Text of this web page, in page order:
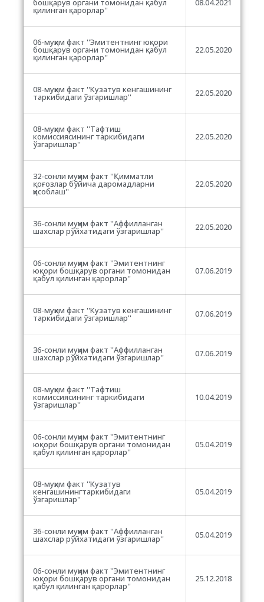
бошқарув органи томонидан қабул
қилинган қарорлар''
08.04.2021
06-муҳим факт ''Эмитентнинг юқори
бошқарув органи томонидан қабул
қилинган қарорлар''
22.05.2020
08-муҳим факт ''Кузатув кенгашининг
таркибидаги ўзгаришлар'' 22.05.2020
08-муҳим факт ''Тафтиш
комиссиясининг таркибидаги
ўзгаришлар''
22.05.2020
32-сонли муҳим факт ''Қимматли
қоғозлар бўйича даромадларни
ҳисоблаш''
22.05.2020
36-сонли муҳим факт ''Аффилланган
шахслар рўйхатидаги ўзгаришлар'' 22.05.2020
06-сонли муҳим факт ''Эмитентнинг
юқори бошқарув органи томонидан
қабул қилинган қарорлар''
07.06.2019
08-муҳим факт ''Кузатув кенгашининг
таркибидаги ўзгаришлар'' 07.06.2019
36-сонли муҳим факт ''Аффилланган
шахслар рўйхатидаги ўзгаришлар'' 07.06.2019
08-муҳим факт ''Тафтиш
комиссиясининг таркибидаги
ўзгаришлар''
10.04.2019
06-сонли муҳим факт ''Эмитентнинг
юқори бошқарув органи томонидан
қабул қилинган қарорлар''
05.04.2019
08-муҳим факт ''Кузатув
кенгашинингтаркибидаги
ўзгаришлар''
05.04.2019
36-сонли муҳим факт ''Аффилланган
шахслар рўйхатидаги ўзгаришлар'' 05.04.2019
06-сонли муҳим факт ''Эмитентнинг
юқори бошқарув органи томонидан
қабул қилинган қарорлар''
25.12.2018